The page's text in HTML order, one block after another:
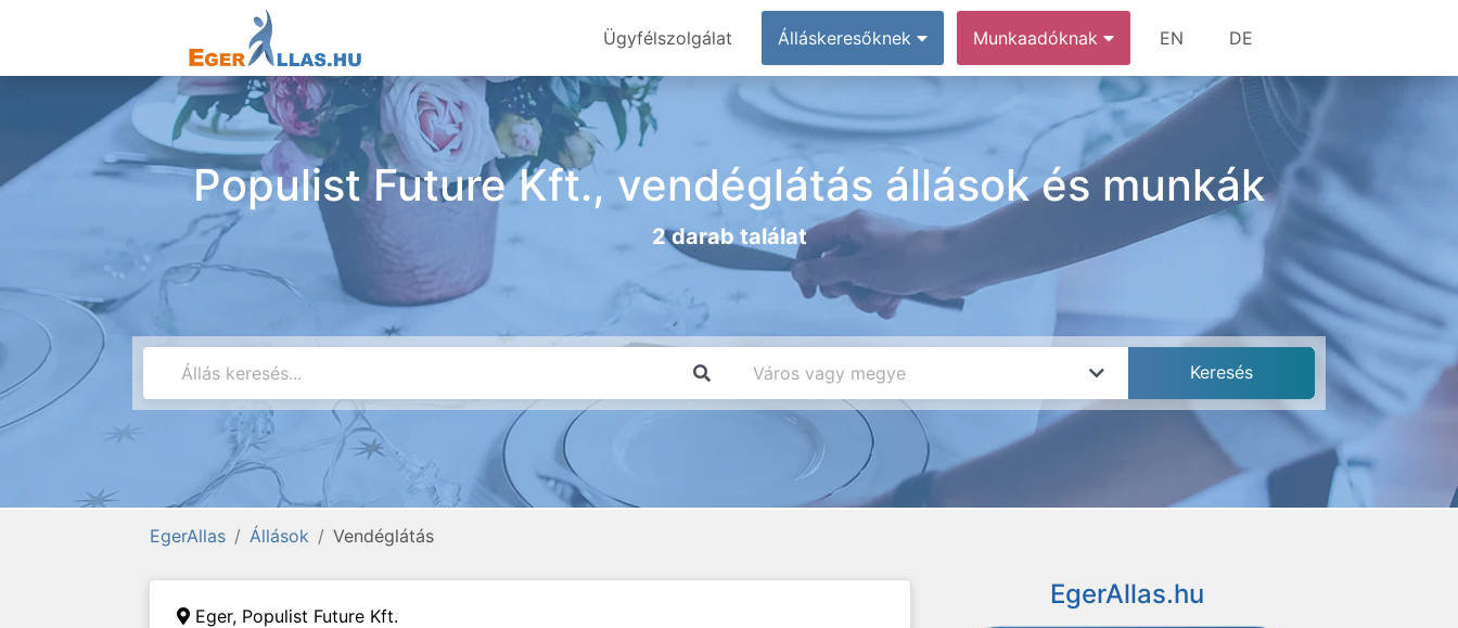
Ügyfélszolgálat Álláskeresőknek Munkaadóknak EN DE
Populist Future Kft., vendéglátás állások és munkák
2 darab találat
EgerAllas Állások Vendéglátás
Eger, Populist Future Kft.
EgerAllas.hu